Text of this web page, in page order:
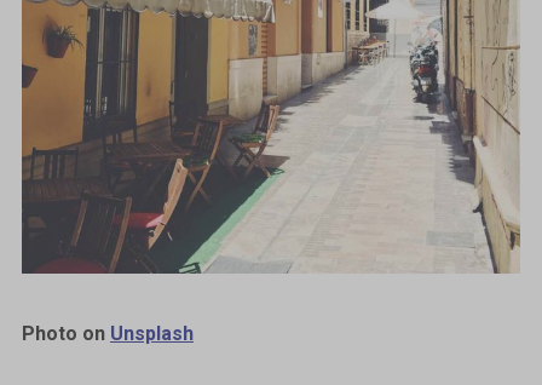
Photo on Unsplash